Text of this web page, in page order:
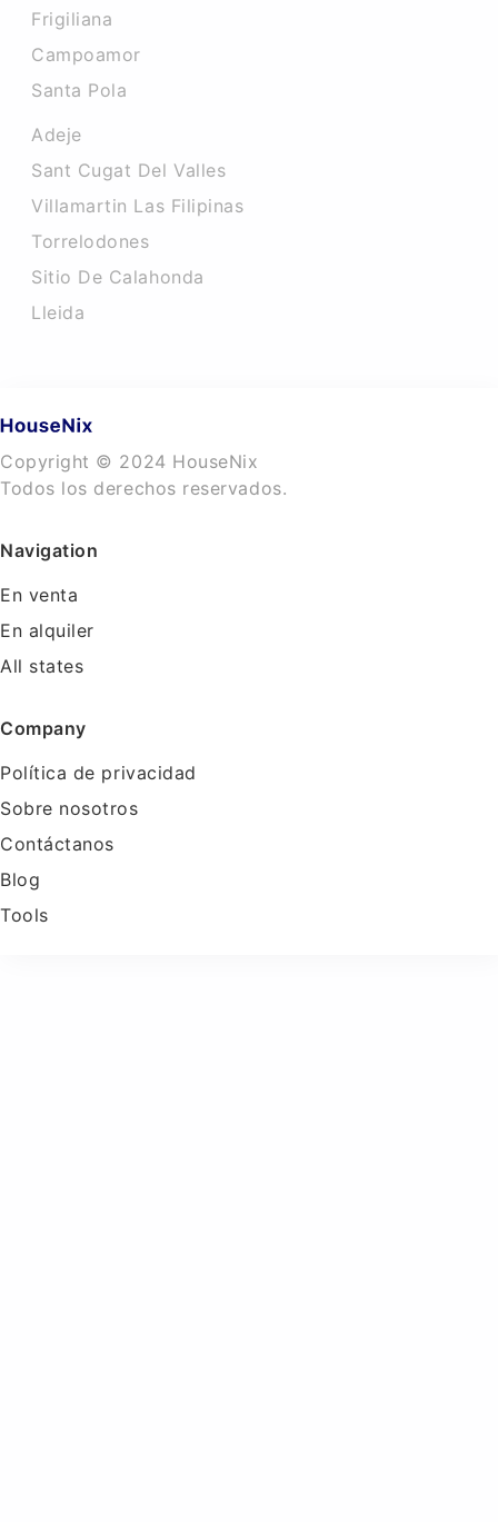
Frigiliana
Campoamor
Santa Pola
Adeje
Sant Cugat Del Valles
Villamartin Las Filipinas
Torrelodones
Sitio De Calahonda
Lleida
Copyright © 2024 HouseNix
Todos los derechos reservados.
Navigation
En venta
En alquiler
All states
Company
Política de privacidad
Sobre nosotros
Contáctanos
Blog
Tools